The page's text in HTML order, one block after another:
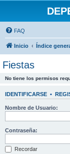
FAQ
Inicio Índice
Fiestas
No tiene los permisos
IDENTIFICARSE •
Nombre de Usuario:
Contraseña:
Recordar